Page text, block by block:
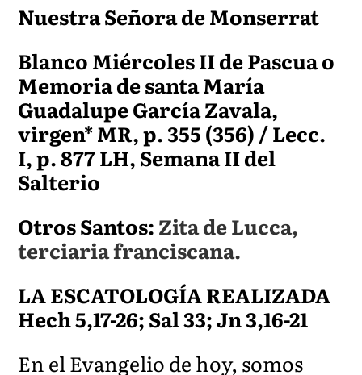
Nuestra Señora de Monserrat
Blanco Miércoles II de Pascua o
Memoria de santa María
Guadalupe García Zavala,
virgen* MR, p. 355 (356) / Lecc.
I, p. 877 LH, Semana II del
Salterio
Otros Santos:Zita de Lucca,
terciaria franciscana.
LA ESCATOLOGÍA REALIZADA
Hech 5,17-26; Sal 33; Jn 3,16-21
En el Evangelio de hoy, somos